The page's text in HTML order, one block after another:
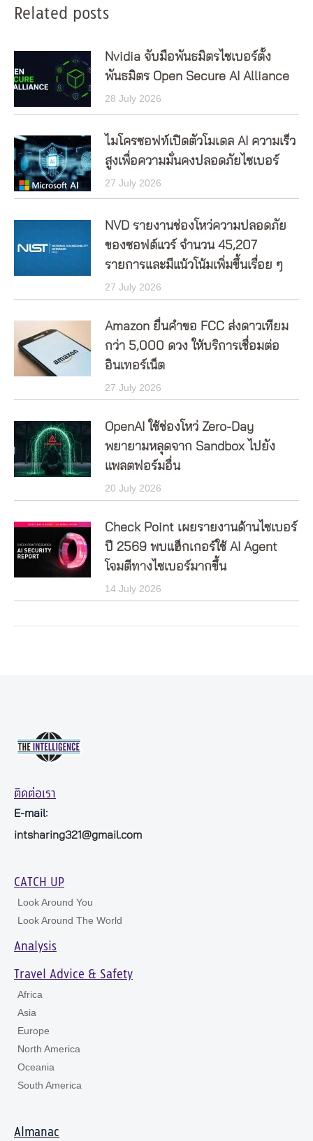
Related posts
Nvidia จับมือพันธมิตรไซเบอร์ตั้ง
พันธมิตร Open Secure AI Alliance
28 July 2026
ไมโครซอฟท์เปิดตัวโมเดล AI ความเร็ว
สูงเพื่อความมั่นคงปลอดภัยไซเบอร์
27 July 2026
NVD รายงานช่องโหว่ความปลอดภัย
ของซอฟต์แวร์ จำนวน 45,207
รายการและมีแน้วโน้มเพิ่มขึ้นเรื่อย ๆ
27 July 2026
Amazon ยื่นคำขอ FCC ส่งดาวเทียม
กว่า 5,000 ดวง ให้บริการเชื่อมต่อ
อินเทอร์เน็ต
27 July 2026
OpenAI ใช้ช่องโหว่ Zero-Day
พยายามหลุดจาก Sandbox ไปยัง
แพลตฟอร์มอื่น
20 July 2026
Check Point เผยรายงานด้านไซเบอร์
ปี 2569 พบแฮ็กเกอร์ใช้ AI Agent
โจมตีทางไซเบอร์มากขึ้น
14 July 2026
ติดต่อเรา
E-mail:
intsharing321@gmail.com
CATCH UP
Look Around You
Look Around The World
Analysis
Travel Advice & Safety
Africa
Asia
Europe
North America
Oceania
South America
Almanac